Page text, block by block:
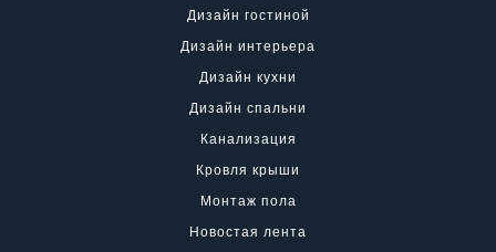
Дизайн гостиной
Дизайн интерьера
Дизайн кухни
Дизайн спальни
Канализация
Кровля крыши
Монтаж пола
Новостая лента